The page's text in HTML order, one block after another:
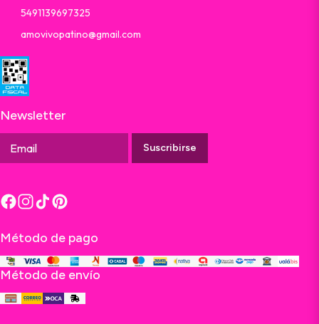
5491139697325
amovivopatino@gmail.com
Newsletter
Suscribirse
Método de pago
Método de envío